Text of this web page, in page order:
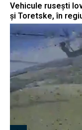
Vehicule rusești
și Toretske, în